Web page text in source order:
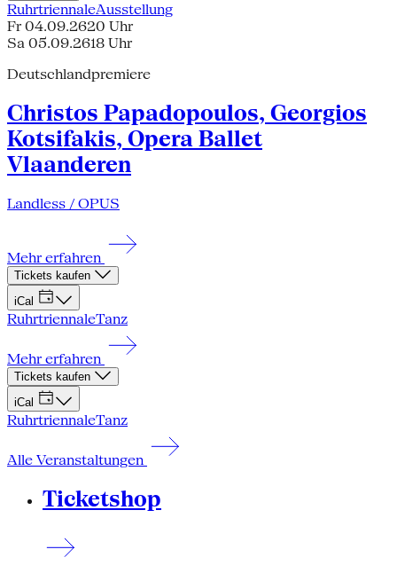
RuhrtriennaleAusstellung
Fr 04.09.2620 Uhr
Sa 05.09.2618 Uhr
Deutschlandpremiere
Christos Papadopoulos, Georgios
Kotsifakis, Opera Ballet
Vlaanderen
Landless / OPUS
Mehr erfahren
Tickets kaufen
iCal
RuhrtriennaleTanz
Mehr erfahren
Tickets kaufen
iCal
RuhrtriennaleTanz
Alle Veranstaltungen
Ticketshop